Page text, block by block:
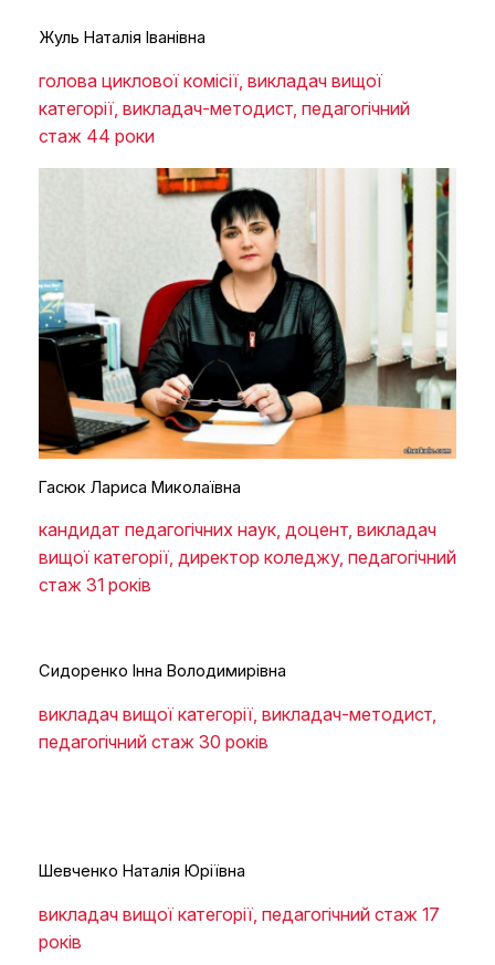
Жуль Наталія Іванівна
голова циклової комісії, викладач вищої
категорії, викладач-методист, педагогічний
стаж 44 роки
Гасюк Лариса Миколаївна
кандидат педагогічних наук, доцент, викладач
вищої категорії, директор коледжу, педагогічний
стаж 31 років
Сидоренко Інна Володимирівна
викладач вищої категорії, викладач-методист,
педагогічний стаж 30 років
Шевченко Наталія Юріївна
викладач вищої категорії, педагогічний стаж 17
років